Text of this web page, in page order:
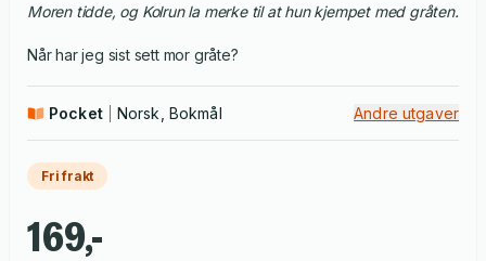
Moren tidde, og Kolrun la merke til at hun kjempet med gråten.
Når har jeg sist sett mor gråte?
Pocket Norsk, Bokmål Andre utgaver
Fri frakt
169,-